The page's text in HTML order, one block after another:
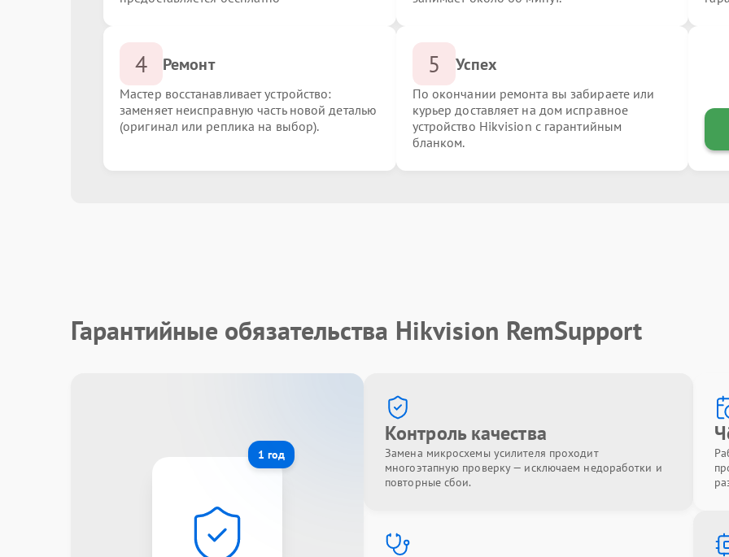
4 Ремонт
Мастер восстанавливает устройство:
заменяет неисправную часть новой деталью
(оригинал или реплика на выбор).
5 Успех
По окончании ремонта вы забираете или
курьер доставляет на дом исправное
устройство Hikvision с гарантийным
бланком.
Гарантийные обязательства Hikvision RemSupport
1 год
Контроль качества
Замена микросхемы усилителя проходит
многоэтапную проверку — исключаем недоработки и
повторные сбои.